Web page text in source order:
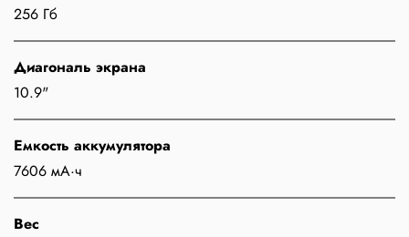
256 Гб
Диагональ экрана
10.9"
Емкость аккумулятора
7606 мА·ч
Вес